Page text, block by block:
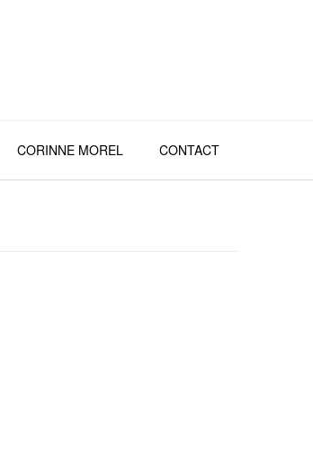
CORINNE MOREL CONTACT